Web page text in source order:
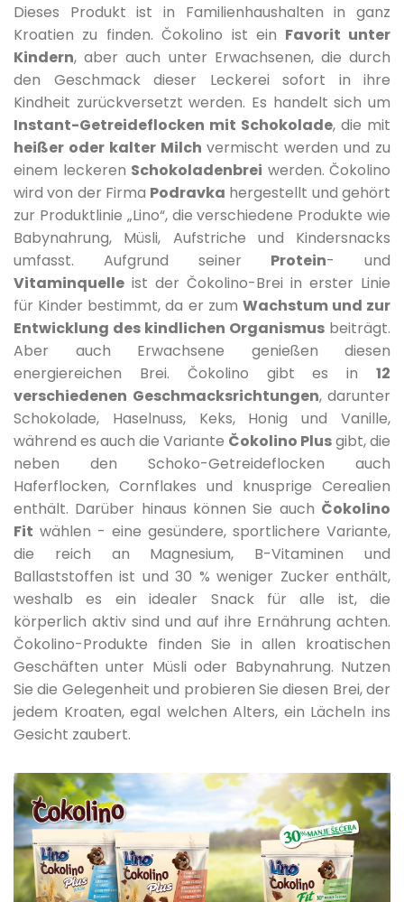
Dieses Produkt ist in Familienhaushalten in ganz
Kroatien zu finden. Čokolino ist ein Favorit unter
Kindern, aber auch unter Erwachsenen, die durch
den Geschmack dieser Leckerei sofort in ihre
Kindheit zurückversetzt werden. Es handelt sich um
Instant-Getreideflocken mit Schokolade, die mit
heißer oder kalter Milch vermischt werden und zu
einem leckeren Schokoladenbrei werden. Čokolino
wird von der Firma Podravka hergestellt und gehört
zur Produktlinie „Lino“, die verschiedene Produkte wie
Babynahrung, Müsli, Aufstriche und Kindersnacks
umfasst. Aufgrund seiner Protein- und
Vitaminquelle ist der Čokolino-Brei in erster Linie
für Kinder bestimmt, da er zum Wachstum und zur
Entwicklung des kindlichen Organismus beiträgt.
Aber auch Erwachsene genießen diesen
energiereichen Brei. Čokolino gibt es in 12
verschiedenen Geschmacksrichtungen, darunter
Schokolade, Haselnuss, Keks, Honig und Vanille,
während es auch die Variante Čokolino Plusgibt, die
neben den Schoko-Getreideflocken auch
Haferflocken, Cornflakes und knusprige Cerealien
enthält. Darüber hinaus können Sie auch Čokolino
Fit wählen - eine gesündere, sportlichere Variante,
die reich an Magnesium, B-Vitaminen und
Ballaststoffen ist und 30 % weniger Zucker enthält,
weshalb es ein idealer Snack für alle ist, die
körperlich aktiv sind und auf ihre Ernährung achten.
Čokolino-Produkte finden Sie in allen kroatischen
Geschäften unter Müsli oder Babynahrung. Nutzen
Sie die Gelegenheit und probieren Sie diesen Brei, der
jedem Kroaten, egal welchen Alters, ein Lächeln ins
Gesicht zaubert.